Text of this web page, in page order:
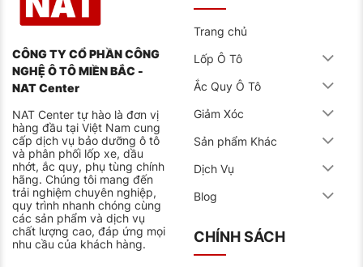
CÔNG TY CỔ PHẦN CÔNG
NGHỆ Ô TÔ MIỀN BẮC -
NAT Center
NAT Center tự hào là đơn vị
hàng đầu tại Việt Nam cung
cấp dịch vụ bảo dưỡng ô tô
và phân phối lốp xe, dầu
nhớt, ắc quy, phụ tùng chính
hãng. Chúng tôi mang đến
trải nghiệm chuyên nghiệp,
quy trình nhanh chóng cùng
các sản phẩm và dịch vụ
chất lượng cao, đáp ứng mọi
nhu cầu của khách hàng.
Trang chủ
Lốp Ô Tô
Ắc Quy Ô Tô
Giảm Xóc
Sản phẩm Khác
Dịch Vụ
Blog
CHÍNH SÁCH